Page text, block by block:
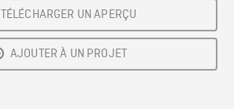
TÉLÉCHARGER UN APERÇU
AJOUTER À UN PROJET